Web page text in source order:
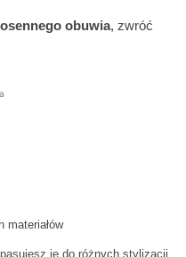
obuwia, zwróć
materiałów
je do różnych stylizacji